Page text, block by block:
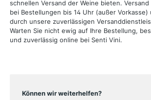
schnellen Versand der Weine bieten. Versand
bei Bestellungen bis 14 Uhr (außer Vorkasse)
durch unsere zuverlässigen
Warten Sie nicht ewig auf Ihre Bestellung,
und zuverlässig online bei Senti Vini.
Können wir weiterhelfen?